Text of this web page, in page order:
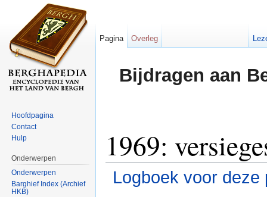
Bijdragen aan
1969:
Logboek voor deze
Pagina Overleg
Hoofdpagina
Contact
Hulp
Onderwerpen
Onderwerpen
Barghief Index (Archief
HKB)